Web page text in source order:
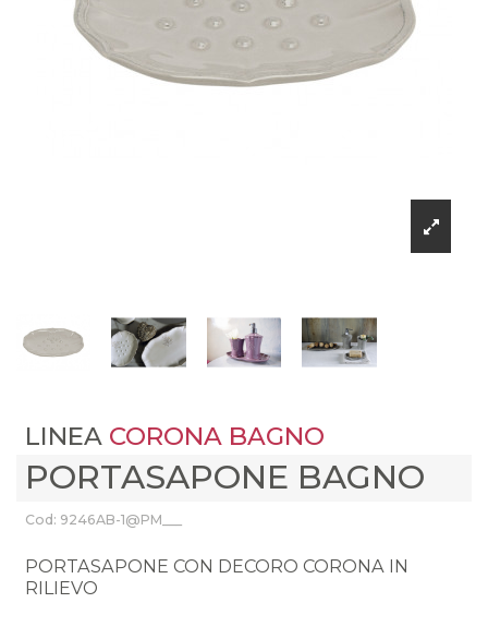
LINEA CORONA BAGNO
PORTASAPONE BAGNO
Cod: 9246AB-1@PM___
PORTASAPONE CON DECORO CORONA IN
RILIEVO